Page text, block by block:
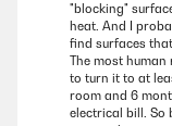
"blocking"
heat. And I
find surfaces
The most
to turn it to at
room and 6
electrical bill. So